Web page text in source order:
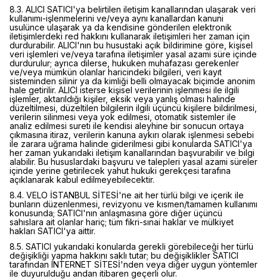
8.3. ALICI SATICI'ya belirtilen iletişim kanallarından ulaşarak veri
kullanımı-işlenmelerini ve/veya aynı kanallardan kanuni
usulünce ulaşarak ya da kendisine gönderilen elektronik
iletişimlerdeki red hakkını kullanarak iletişimleri her zaman için
durdurabilir. ALICI'nın bu husustaki açık bildirimine göre, kişisel
veri işlemleri ve/veya tarafına iletişimler yasal azami süre içinde
durdurulur; ayrıca dilerse, hukuken muhafazası gerekenler
ve/veya mümkün olanlar haricindeki bilgileri, veri kayıt
sisteminden silinir ya da kimliği belli olmayacak biçimde anonim
hale getirilir. ALICI isterse kişisel verilerinin işlenmesi ile ilgili
işlemler, aktarıldığı kişiler, eksik veya yanlış olması halinde
düzeltilmesi, düzeltilen bilgilerin ilgili üçüncü kişilere bildirilmesi,
verilerin silinmesi veya yok edilmesi, otomatik sistemler ile
analiz edilmesi sureti ile kendisi aleyhine bir sonucun ortaya
çıkmasına itiraz, verilerin kanuna aykırı olarak işlenmesi sebebi
ile zarara uğrama halinde giderilmesi gibi konularda SATICI'ya
her zaman yukarıdaki iletişim kanallarından başvurabilir ve bilgi
alabilir. Bu hususlardaki başvuru ve talepleri yasal azami süreler
içinde yerine getirilecek yahut hukuki gerekçesi tarafına
açıklanarak kabul edilmeyebilecektir.
8.4. VELO İSTANBUL SİTESİ'ne ait her türlü bilgi ve içerik ile
bunların düzenlenmesi, revizyonu ve kısmen/tamamen kullanımı
konusunda; SATICI'nın anlaşmasına göre diğer üçüncü
sahıslara ait olanlar hariç; tüm fikri-sınai haklar ve mülkiyet
hakları SATICI'ya aittir.
8.5. SATICI yukarıdaki konularda gerekli görebileceği her türlü
değişikliği yapma hakkını saklı tutar; bu değişiklikler SATICI
tarafından INTERNET SİTESİ'nden veya diğer uygun yöntemler
ile duyurulduğu andan itibaren geçerli olur.